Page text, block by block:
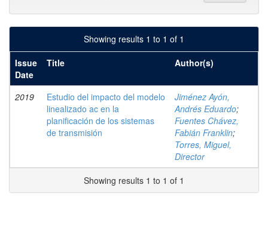
Showing results 1 to 1 of 1
Issue
Date
Title Author(s)
2019
Estudio del impacto del modelo
linealizado ac en la
planificación de los sistemas
de transmisión
Jiménez Ayón,
Andrés Eduardo;
Fuentes Chávez,
Fabián Franklin;
Torres, Miguel,
Director
Showing results 1 to 1 of 1